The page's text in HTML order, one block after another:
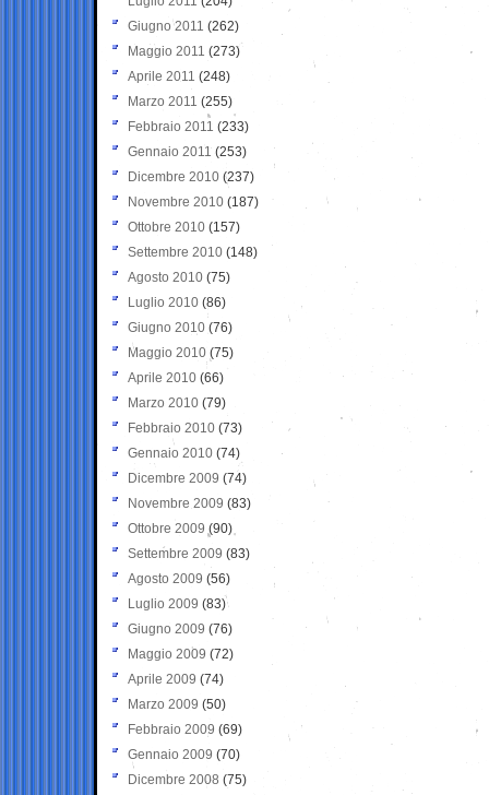
Giugno 2011 (262)
Maggio 2011 (273)
Aprile 2011 (248)
Marzo 2011 (255)
Febbraio 2011 (233)
Gennaio 2011 (253)
Dicembre 2010 (237)
Novembre 2010 (187)
Ottobre 2010 (157)
Settembre 2010 (148)
Agosto 2010 (75)
Luglio 2010 (86)
Giugno 2010 (76)
Maggio 2010 (75)
Aprile 2010 (66)
Marzo 2010 (79)
Febbraio 2010 (73)
Gennaio 2010 (74)
Dicembre 2009 (74)
Novembre 2009 (83)
Ottobre 2009 (90)
Settembre 2009 (83)
Agosto 2009 (56)
Luglio 2009 (83)
Giugno 2009 (76)
Maggio 2009 (72)
Aprile 2009 (74)
Marzo 2009 (50)
Febbraio 2009 (69)
Gennaio 2009 (70)
Dicembre 2008 (75)